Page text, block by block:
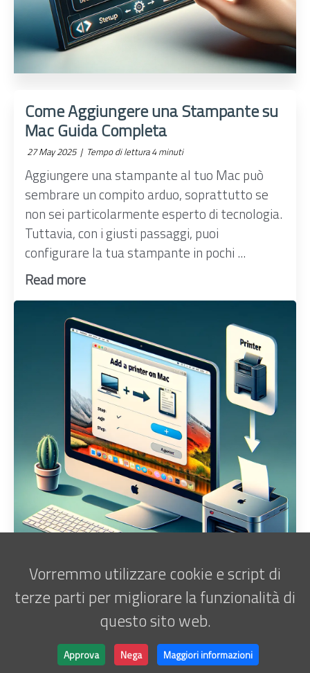
Come Aggiungere una Stampante su
Mac Guida Completa
27 May 2025 | Tempo di lettura 4 minuti
Aggiungere una stampante al tuo Mac può
sembrare un compito arduo, soprattutto se
non sei particolarmente esperto di tecnologia.
Tuttavia, con i giusti passaggi, puoi
configurare la tua stampante in pochi ...
Read more
Iscriviti alla newsletter
Marco Antani • © 2025 •ATATOR
Powered byHugo&Lightbi.Made with ❤ byBino
Vorremmo utilizzare cookie e script di
terze parti per migliorare la funzionalità di
questo sito web.
Approva Nega Maggiori informazioni